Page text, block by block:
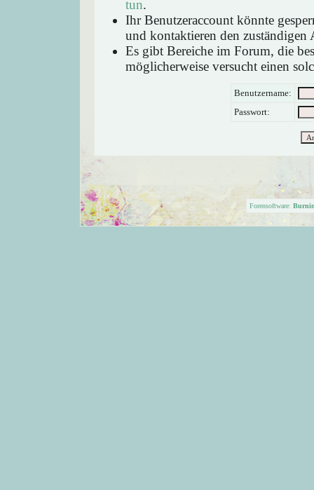
tun.
Ihr Benutzeraccount könnte
und kontaktieren den zuständigen
Es gibt Bereiche im Forum, die
möglicherweise versucht einen
Benutzername:
Passwort:
Forensoftware: